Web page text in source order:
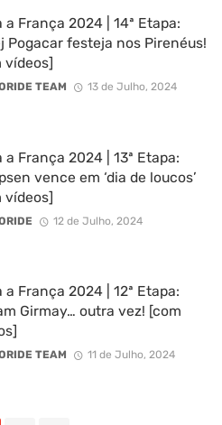
a França 2024 | 14ª Etapa:
Pogacar festeja nos Pirenéus!
vídeos]
TEAM 13 de Julho, 2024
a França 2024 | 13ª Etapa:
vence em ‘dia de loucos’
vídeos]
12 de Julho, 2024
a França 2024 | 12ª Etapa:
Girmay… outra vez! [com
TEAM 11 de Julho, 2024